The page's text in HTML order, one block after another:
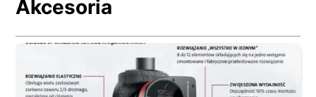
Akcesoria